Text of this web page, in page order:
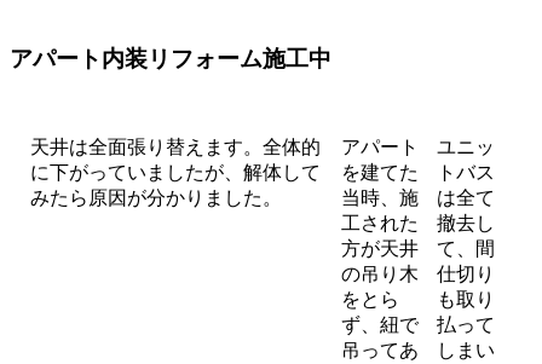
アパート内装リフォーム施工中
天井は全面張り替えます。全体的
に下がっていましたが、解体して
みたら原因が分かりました。
アパート
を建てた
当時、施
工された
方が天井
の吊り木
をとら
ず、紐で
吊ってあ
ユニッ
トバス
は全て
撤去し
て、間
仕切り
も取り
払って
しまい